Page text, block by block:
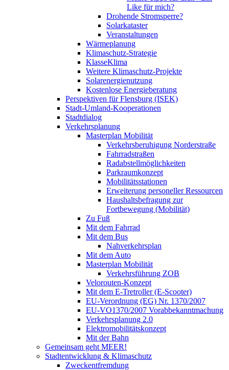
Like für mich?
Drohende Stromsperre?
Solarkataster
Veranstaltungen
Wärmeplanung
Klimaschutz-Strategie
KlasseKlima
Weitere Klimaschutz-Projekte
Solarenergienutzung
Kostenlose Energieberatung
Perspektiven für Flensburg (ISEK)
Stadt-Umland-Kooperationen
Stadtdialog
Verkehrsplanung
Masterplan Mobilität
Verkehrsberuhigung Norderstraße
Fahrradstraßen
Radabstellmöglichkeiten
Parkraumkonzept
Mobilitätsstationen
Erweiterung personeller Ressourcen
Haushaltsbefragung zur
Fortbewegung (Mobilität)
Zu Fuß
Mit dem Fahrrad
Mit dem Bus
Nahverkehrsplan
Mit dem Auto
Masterplan Mobilität
Verkehrsführung ZOB
Velorouten-Konzept
Mit dem E-Tretroller (E-Scooter)
EU-Verordnung (EG) Nr. 1370/2007
EU-VO1370/2007 Vorabbekanntmachung
Verkehrsplanung 2.0
Elektromobilitätskonzept
Mit der Bahn
Gemeinsam geht MEER!
Stadtentwicklung & Klimaschutz
Zweckentfremdung